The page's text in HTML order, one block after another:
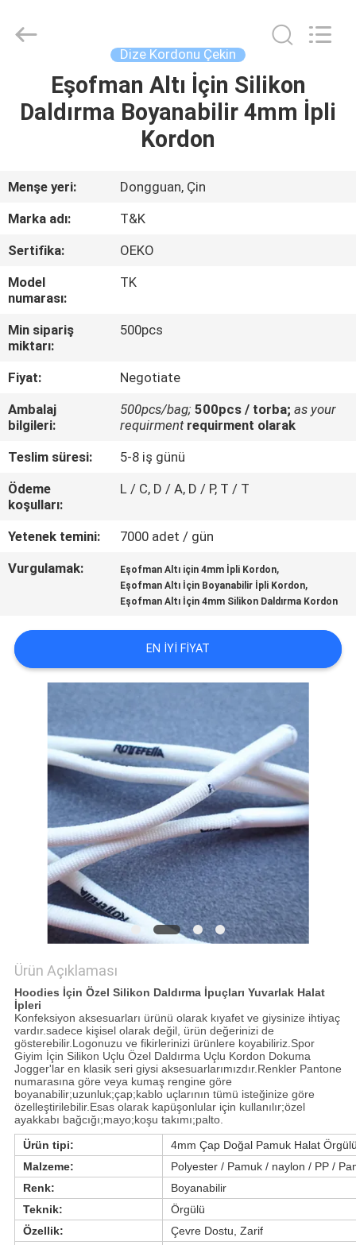
HAKKIMIZDA
FABRIKA
TURU
KALITE
KONTROL
BIZIMLE
ILETIŞIME
ISTEĞI
SITE
HARITASI
POLICY
Accessories
Co.,Ltd.
Dize Kordonu Çekin
Eşofman Altı İçin Silikon
Daldırma Boyanabilir 4mm İpli
Kordon
Menşe yeri:
Dongguan, Çin
Marka adı:
T&K
Sertifika:
OEKO
Model
numarası:
TK
Min sipariş
miktarı:
500pcs
Fiyat:
Negotiate
Ambalaj
bilgileri:
500pcs/bag; 500pcs / torba; as your
requirment requirment olarak
Teslim süresi:
5-8 iş günü
Ödeme
koşulları:
L / C, D / A, D / P, T / T
Yetenek temini:
7000 adet / gün
Vurgulamak:
Eşofman Altı için 4mm İpli Kordon,
Eşofman Altı İçin Boyanabilir İpli Kordon,
Eşofman Altı İçin 4mm Silikon Daldırma Kordon
EN IYI FIYAT
Ürün Açıklaması
Hoodies İçin Özel Silikon Daldırma İpuçları Yuvarlak Halat
İpleri
Konfeksiyon aksesuarları ürünü olarak kıyafet ve giysinize ihtiyaç
vardır.sadece kişisel olarak değil, ürün değerinizi de
gösterebilir.Logonuzu ve fikirlerinizi ürünlere koyabiliriz.Spor
Giyim İçin Silikon Uçlu Özel Daldırma Uçlu Kordon Dokuma
Jogger'lar en klasik seri giysi aksesuarlarımızdır.Renkler Pantone
numarasına göre veya kumaş rengine göre
boyanabilir;uzunluk;çap;kablo uçlarının tümü isteğinize göre
özelleştirilebilir.Esas olarak kapüşonlular için kullanılır;özel
ayakkabı bağcığı;mayo;koşu takımı;palto.
Ürün tipi:
4mm Çap Doğal Pamuk Halat
Malzeme:
Polyester / Pamuk / naylon / PP /
Renk:
Boyanabilir
Teknik:
Örgülü
Özellik:
Çevre Dostu, Zarif